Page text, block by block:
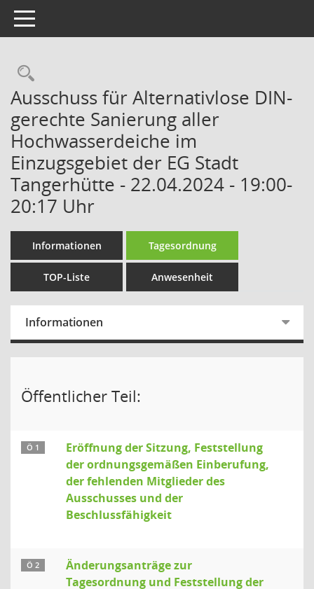
Toggle navigation
Rechercheauswahl
Ausschuss für Alternativlose DIN-
gerechte Sanierung aller
Hochwasserdeiche im
Einzugsgebiet der EG Stadt
Tangerhütte - 22.04.2024 - 19:00-
20:17 Uhr
Informationen Tagesordnung
TOP-Liste Anwesenheit
Informationen
Öffentlicher Teil:
Ö 1
Eröffnung der Sitzung, Feststellung
der ordnungsgemäßen Einberufung,
der fehlenden Mitglieder des
Ausschusses und der
Beschlussfähigkeit
Ö 2
Änderungsanträge zur
Tagesordnung und Feststellung der